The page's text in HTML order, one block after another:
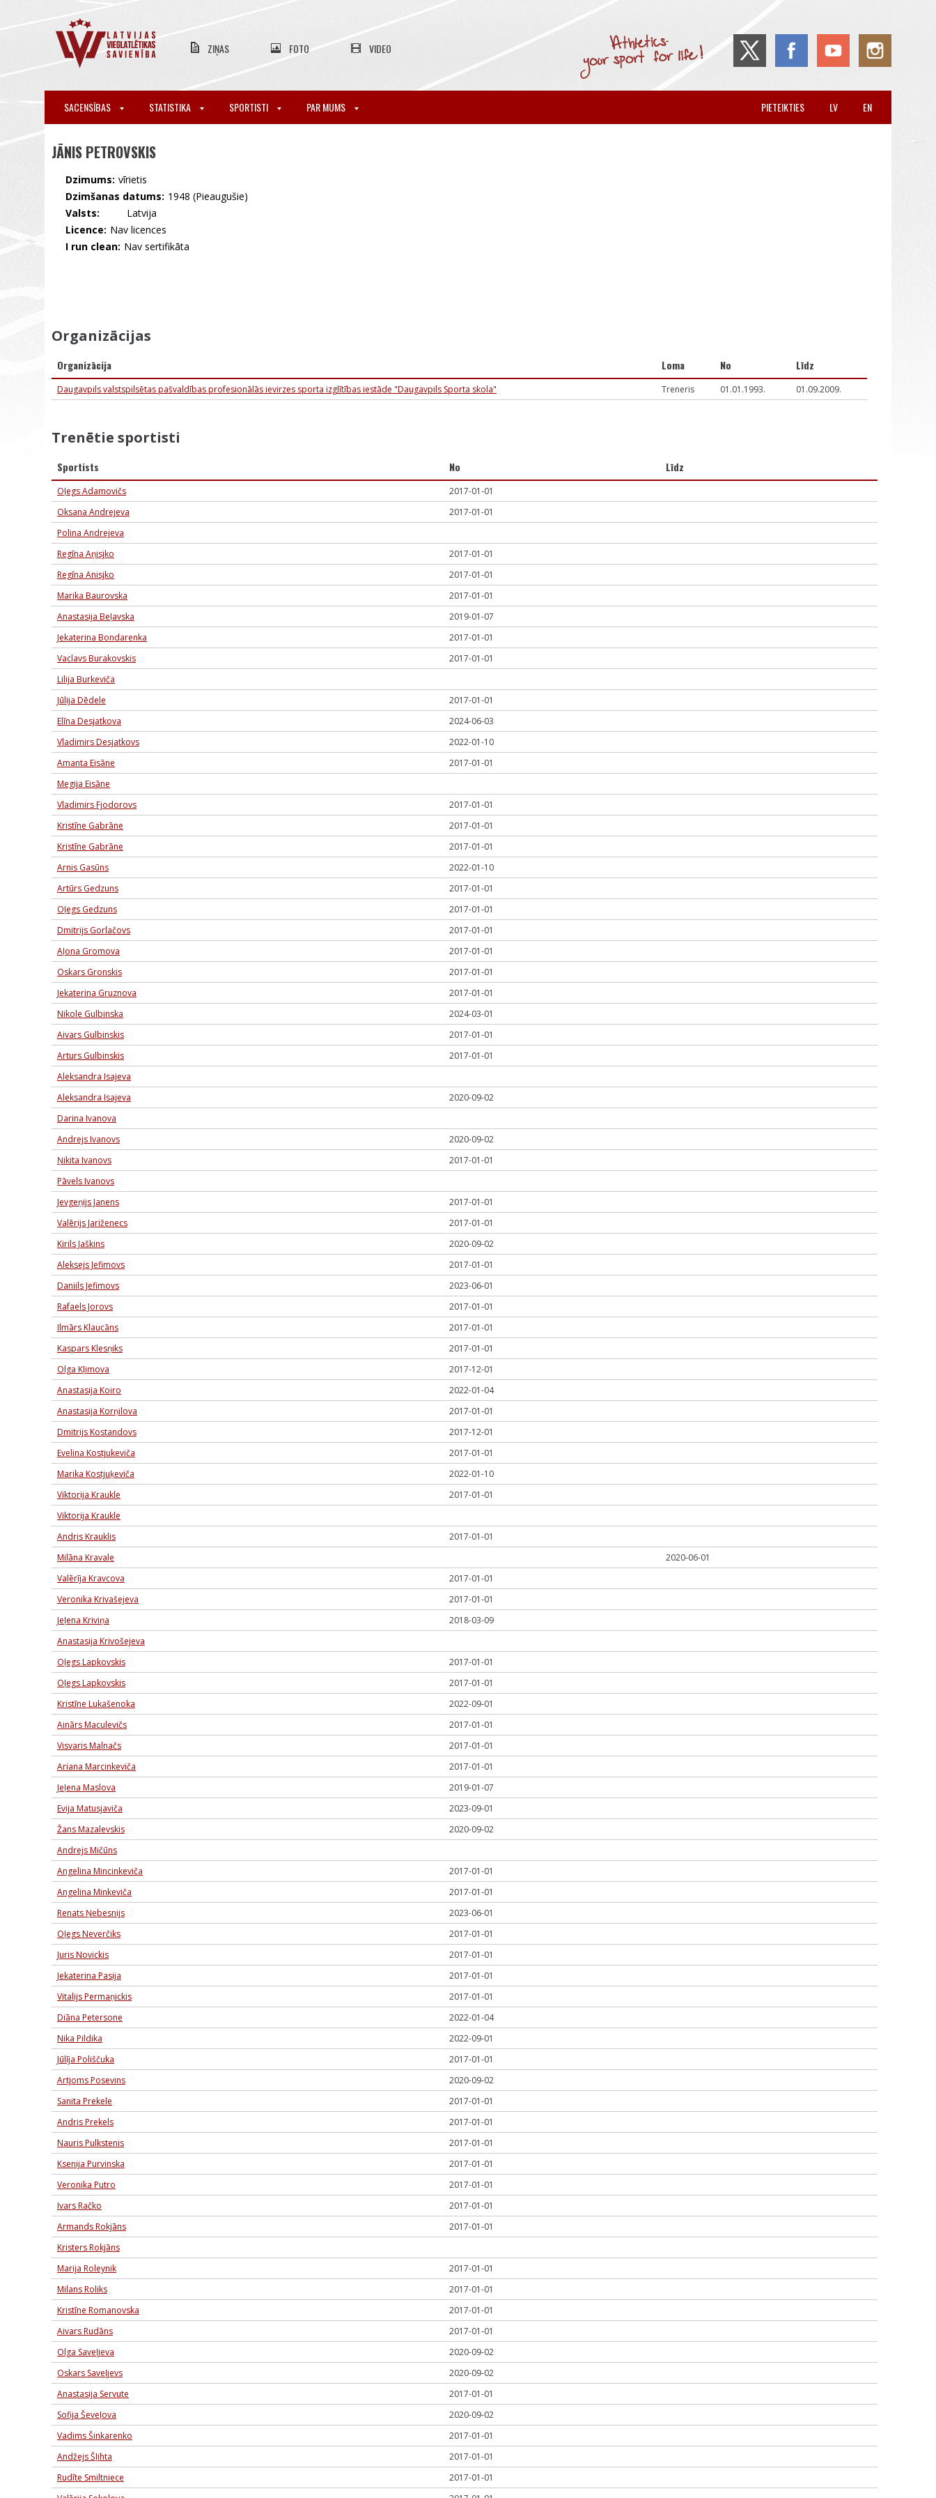
ZIŅAS FOTO VIDEO
SACENSĪBAS STATISTIKA SPORTISTI PAR MUMS EN
LV
PIETEIKTIES
JĀNIS PETROVSKIS
Dzimums: vīrietis
Dzimšanas datums: 1948 (Pieaugušie)
Valsts:
🇱🇻 Latvija
Licence: Nav licences
I run clean: Nav sertifikāta
Organizācijas
Organizācija Loma No Līdz
Daugavpils valstspilsētas pašvaldības profesionālās ievirzes sporta izglītības iestāde "Daugavpils Sporta skola" Treneris 01.01.1993. 01.09.2009.
Trenētie sportisti
Sportists No Līdz
Oļegs Adamovičs
2017-01-01
Oksana Andrejeva
2017-01-01
Polina Andrejeva
Regīna Aņisjko
2017-01-01
Regīna Anisjko
2017-01-01
Marika Baurovska
2017-01-01
Anastasija Beļavska
2019-01-07
Jekaterina Bondarenka
2017-01-01
Vaclavs Burakovskis
2017-01-01
Lilija Burkeviča
Jūlija Dēdele
2017-01-01
Elīna Desjatkova
2024-06-03
Vladimirs Desjatkovs
2022-01-10
Amanta Eisāne
2017-01-01
Megija Eisāne
Vladimirs Fjodorovs
2017-01-01
Kristīne Gabrāne
2017-01-01
Kristīne Gabrāne
2017-01-01
Arnis Gasūns
2022-01-10
Artūrs Gedzuns
2017-01-01
Oļegs Gedzuns
2017-01-01
Dmitrijs Gorlačovs
2017-01-01
Aļona Gromova
2017-01-01
Oskars Gronskis
2017-01-01
Jekaterina Gruznova
2017-01-01
Nikole Gulbinska
2024-03-01
Aivars Gulbinskis
2017-01-01
Arturs Gulbinskis
2017-01-01
Aleksandra Isajeva
Aleksandra Isajeva
2020-09-02
Darina Ivanova
Andrejs Ivanovs
2020-09-02
Ņikita Ivanovs
2017-01-01
Pāvels Ivanovs
Jevgeņijs Janens
2017-01-01
Valērijs Jariženecs
2017-01-01
Kirils Jaškins
2020-09-02
Aleksejs Jefimovs
2017-01-01
Daniils Jefimovs
2023-06-01
Rafaels Jorovs
2017-01-01
Ilmārs Klaucāns
2017-01-01
Kaspars Klesņiks
2017-01-01
Olga Kļimova
2017-12-01
Anastasija Koiro
2022-01-04
Anastasija Korņilova
2017-01-01
Dmitrijs Kostandovs
2017-12-01
Evelina Kostjukeviča
2017-01-01
Marika Kostjuķeviča
2022-01-10
Viktorija Kraukle
2017-01-01
Viktorija Kraukle
Andris Krauklis
2017-01-01
Milāna Kravale
2020-06-01
Valērīja Kravcova
2017-01-01
Veronika Krivašejeva
2017-01-01
Jeļena Kriviņa
2018-03-09
Anastasija Krivošejeva
Oļegs Lapkovskis
2017-01-01
Oļegs Lapkovskis
2017-01-01
Kristīne Lukašenoka
2022-09-01
Ainārs Maculevičs
2017-01-01
Visvaris Malnačs
2017-01-01
Ariana Marcinkeviča
2017-01-01
Jeļena Maslova
2019-01-07
Evija Matusjaviča
2023-09-01
Žans Mazalevskis
2020-09-02
Andrejs Mičūns
Angelina Mincinkeviča
2017-01-01
Angelina Minkeviča
2017-01-01
Renats Ņebesnijs
2023-06-01
Oļegs Neverčiks
2017-01-01
Juris Novickis
2017-01-01
Jekaterina Pasija
2017-01-01
Vitalijs Permaņickis
2017-01-01
Diāna Petersone
2022-01-04
Nika Pildika
2022-09-01
Jūlīja Poliščuka
2017-01-01
Artjoms Posevins
2020-09-02
Sanita Prekele
2017-01-01
Andris Prekels
2017-01-01
Nauris Pulkstenis
2017-01-01
Ksenija Purvinska
2017-01-01
Veronika Putro
2017-01-01
Ivars Račko
2017-01-01
Armands Rokjāns
2017-01-01
Kristers Rokjāns
Marija Roleynik
2017-01-01
Milans Roliks
2017-01-01
Kristīne Romanovska
2017-01-01
Aivars Rudāns
2017-01-01
Olga Saveļjeva
2020-09-02
Oskars Saveļjevs
2020-09-02
Anastasija Servute
2017-01-01
Sofija Ševeļova
2020-09-02
Vadims Šinkarenko
2017-01-01
Andžejs Šļihta
2017-01-01
Rudīte Smiltniece
2017-01-01